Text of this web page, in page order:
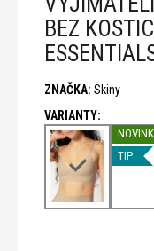
BEZ
TIP
ZNAČKA: Skiny